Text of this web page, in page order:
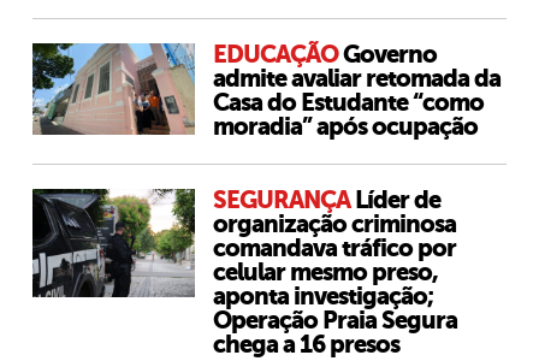
EDUCAÇÃOGoverno
admite avaliar retomada da
Casa do Estudante “como
moradia” após ocupação
SEGURANÇA Líder de
organização criminosa
comandava tráfico por
celular mesmo preso,
aponta investigação;
Operação Praia Segura
chega a 16 presos